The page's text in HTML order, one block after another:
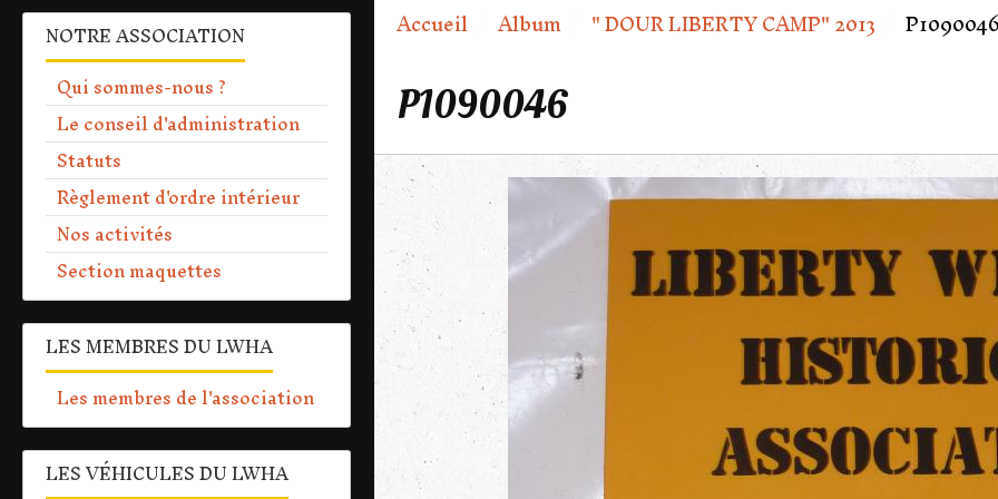
Accueil Album " DOUR LIBERTY CAMP" 2013
P1090046
NOTRE ASSOCIATION
Qui sommes-nous ?
Le conseil d'administration
Statuts
Règlement d'ordre intérieur
Nos activités
Section maquettes
LES MEMBRES DU LWHA
Les membres de l'association
LES VÉHICULES DU LWHA